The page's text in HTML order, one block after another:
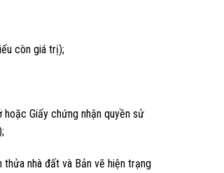
còn giá trị);
Giấy chứng nhận quyền sử
nhà đất và Bản vẽ hiện trạng